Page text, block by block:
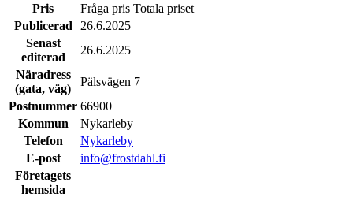
Pris
Fråga pris Totala priset
Publicerad
26.6.2025
Senast
editerad
26.6.2025
Näradress
(gata, väg)
Pälsvägen 7
Postnummer 66900
Kommun
Nykarleby
Telefon
Nykarleby
E-post
info@frostdahl.fi
Företagets
hemsida